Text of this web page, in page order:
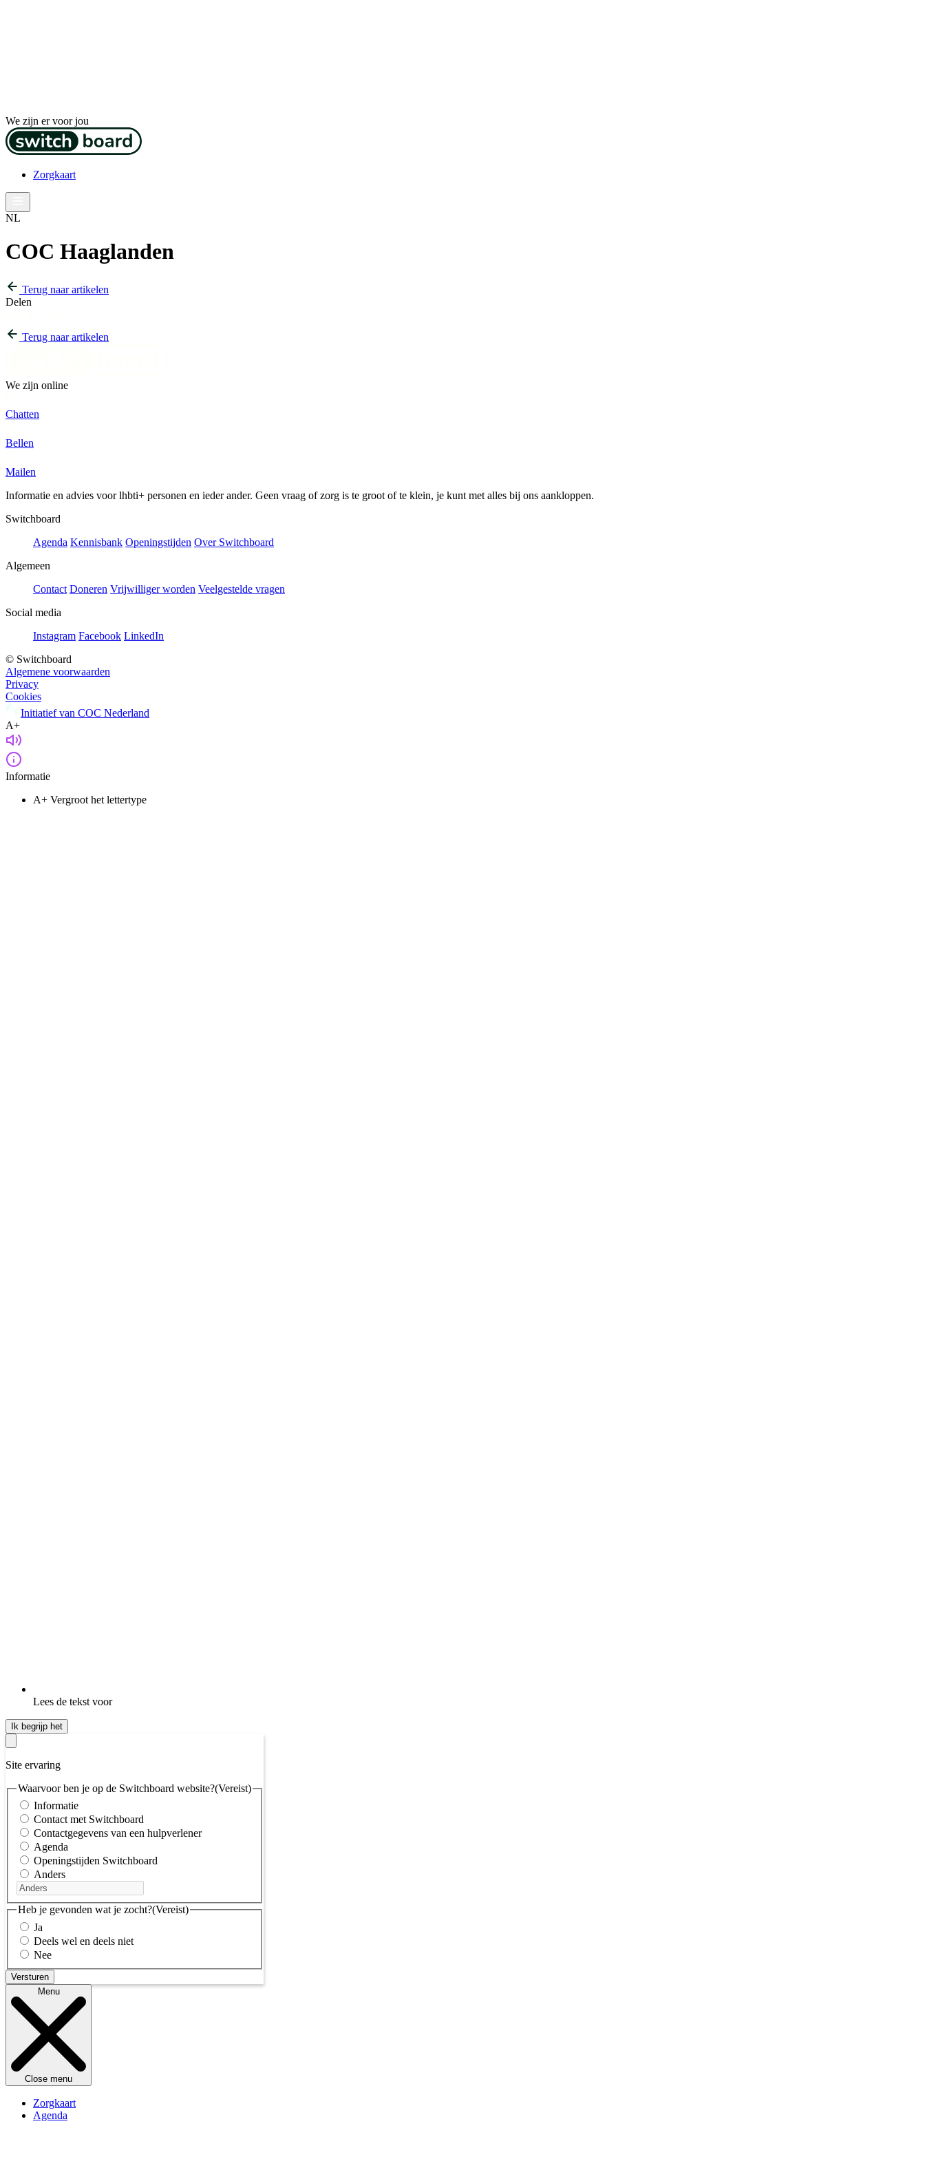
We zijn er voor jou
Zorgkaart
NL
COC Haaglanden
Terug naar artikelen
Delen
Terug naar artikelen
We zijn online
Chatten
Bellen
Mailen
Informatie en advies voor lhbti+ personen en ieder ander. Geen vraag of zorg is te groot of te klein, je kunt met alles bij ons aankloppen.
Switchboard
Agenda Kennisbank Openingstijden Over Switchboard
Algemeen
Contact Doneren Vrijwilliger worden Veelgestelde vragen
Social media
Instagram Facebook LinkedIn
© Switchboard
Algemene voorwaarden
Privacy
Cookies
Initiatief van COC Nederland
A+
Informatie
A+ Vergroot het lettertype
Lees de tekst voor
Ik begrijp het
Site ervaring
Waarvoor ben je op de Switchboard website?(Vereist)
Informatie
Contact met Switchboard
Contactgegevens van een hulpverlener
Agenda
Openingstijden Switchboard
Anders
Heb je gevonden wat je zocht?(Vereist)
Ja
Deels wel en deels niet
Nee
Menu
Close menu
Zorgkaart
Agenda